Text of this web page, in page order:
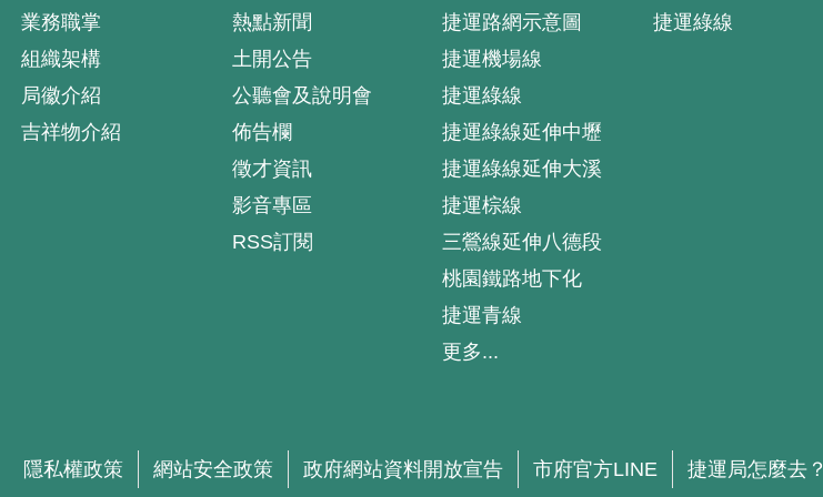
業務職掌
組織架構
局徽介紹
吉祥物介紹
熱點新聞
土開公告
公聽會及說明會
佈告欄
徵才資訊
影音專區
RSS訂閱
捷運路網示意圖
捷運機場線
捷運綠線
捷運綠線延伸中壢
捷運綠線延伸大溪
捷運棕線
三鶯線延伸八德段
桃園鐵路地下化
捷運青線
更多...
捷運綠線
隱私權政策 網站安全政策 政府網站資料開放宣告 市府官方LINE 捷運局怎麼去？